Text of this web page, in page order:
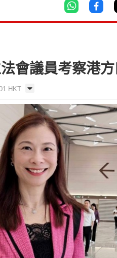
會議員考察港
HKT